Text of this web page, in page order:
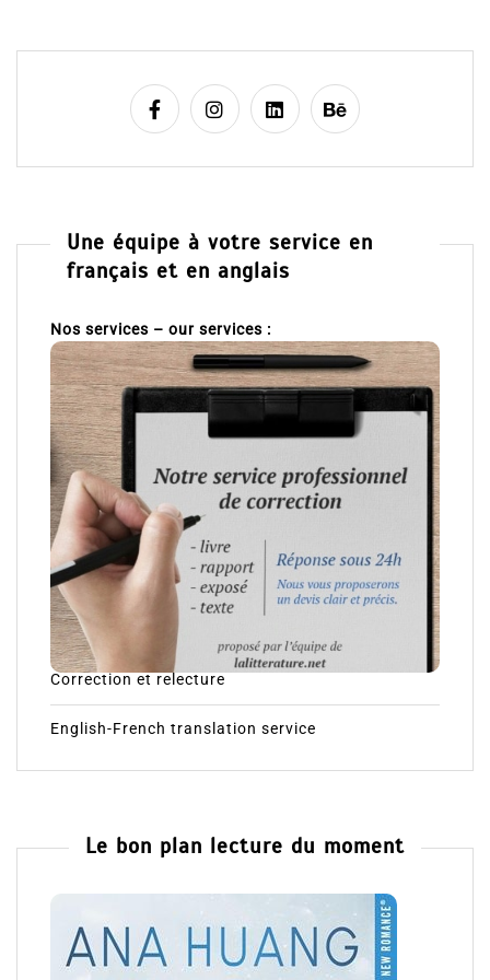
Une équipe à votre service en
français et en anglais
Nos services – our services :
Correction et relecture
English-French translation service
Le bon plan lecture du moment